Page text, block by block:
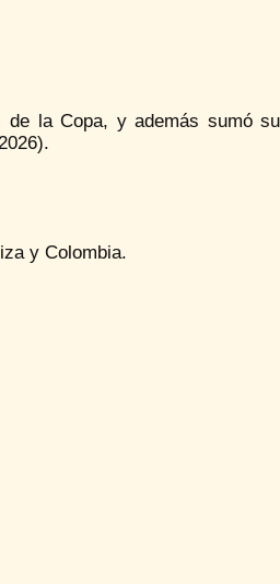
la Copa, y además sumó
y Colombia.